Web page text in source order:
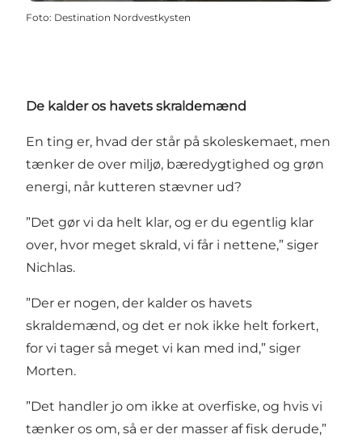
Foto: Destination Nordvestkysten
De kalder os havets skraldemænd
En ting er, hvad der står på skoleskemaet, men
tænker de over miljø, bæredygtighed og grøn
energi, når kutteren stævner ud?
”Det gør vi da helt klar, og er du egentlig klar
over, hvor meget skrald, vi får i nettene,” siger
Nichlas.
”Der er nogen, der kalder os havets
skraldemænd, og det er nok ikke helt forkert,
for vi tager så meget vi kan med ind,” siger
Morten.
”Det handler jo om ikke at overfiske, og hvis vi
tænker os om, så er der masser af fisk derude,”